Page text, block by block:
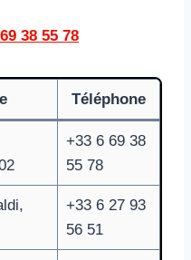
38 55 78
Téléphone
+33 6 69 38
55 78
+33 6 27 93
56 51